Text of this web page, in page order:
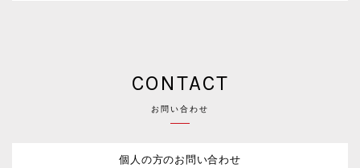
CONTACT
お問い合わせ
個人の方のお問い合わせ